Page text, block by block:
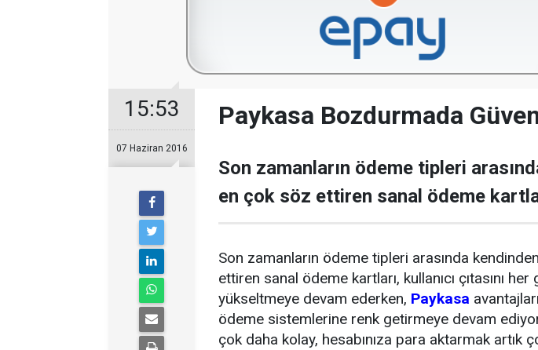
15:53
07 Haziran 2016
Paykasa Bozdurmada
Son zamanların ödeme tipleri
en çok söz ettiren sanal ödeme
Son zamanların ödeme tipleri arasında
ettiren sanal ödeme kartları, kullanıcı çıtasını
yükseltmeye devam ederken, Paykasa
ödeme sistemlerine renk getirmeye devam
çok daha kolay, hesabınıza para aktarmak artık